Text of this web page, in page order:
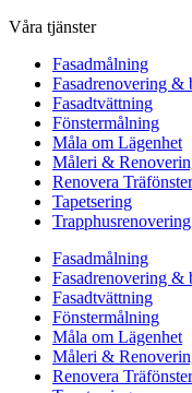
Våra tjänster
Fasadmålning
Fasadrenovering &
Fasadtvättning
Fönstermålning
Måla om Lägenhet
Måleri &
Renovera Träfönster
Tapetsering
Fasadmålning
Fasadrenovering &
Fasadtvättning
Fönstermålning
Måla om Lägenhet
Måleri &
Renovera Träfönster